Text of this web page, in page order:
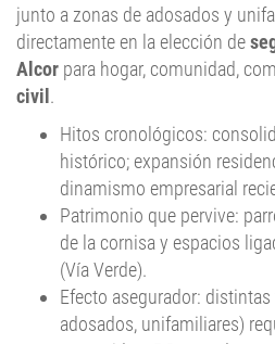
junto a zonas de adosados y
directamente en la elección de
Alcor para hogar, comunidad,
civil.
Hitos cronológicos:
histórico; expansión
dinamismo empresarial
Patrimonio que pervive:
de la cornisa y espacios
(Vía Verde).
Efecto asegurador:
adosados, unifamiliares)